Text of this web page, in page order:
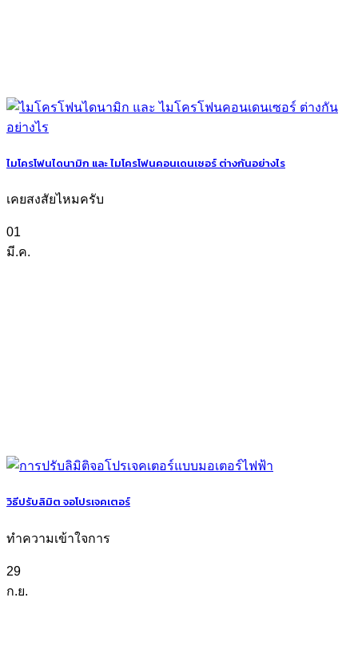
ไมโครโฟนไดนามิก และ ไมโครโฟนคอนเดนเซอร์ ต่างกันอย่างไร
เคยสงสัยไหมครับ
01
มี.ค.
วิธีปรับลิมิต จอโปรเจคเตอร์
ทำความเข้าใจการ
29
ก.ย.